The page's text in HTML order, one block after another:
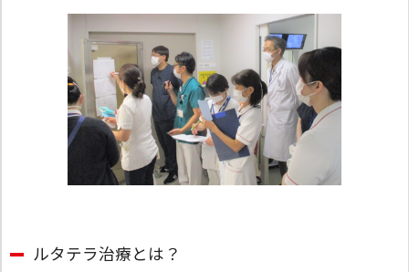
ルタテラ治療とは？